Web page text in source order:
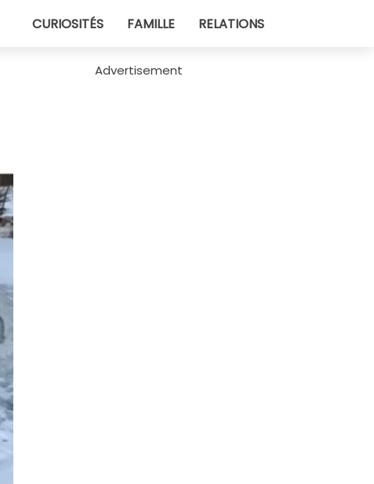
CURIOSITÉS FAMILLE RELATIONS
Advertisement